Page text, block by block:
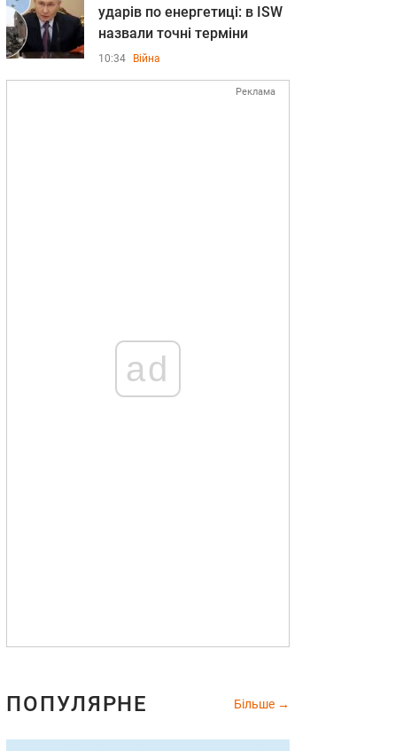
ударів по енергетиці: в ISW
назвали точні терміни
10:34 Війна
Реклама
ad
ПОПУЛЯРНЕ Більше